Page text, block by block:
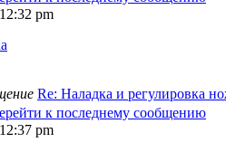
pm
Re: Наладка и регулировка
к последнему сообщению
pm